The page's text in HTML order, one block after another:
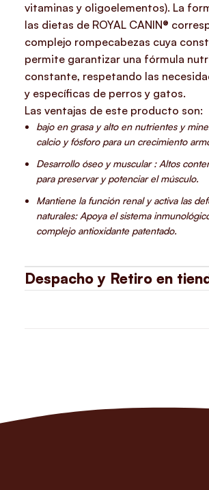
vitaminas y oligoelementos). La
las dietas de ROYAL CANIN®
complejo rompecabezas cuya
permite garantizar una fórmula
constante, respetando las
y específicas de perros y gatos.
Las ventajas de este producto son:
bajo en grasa y alto en nutrientes y
calcio y fósforo para un crecimiento
Desarrollo óseo y muscular :Altos
para preservar y potenciar el músculo.
Mantiene la función renal y activa las
naturales:Apoya el sistema
complejo antioxidante patentado.
Despacho y Retiro en